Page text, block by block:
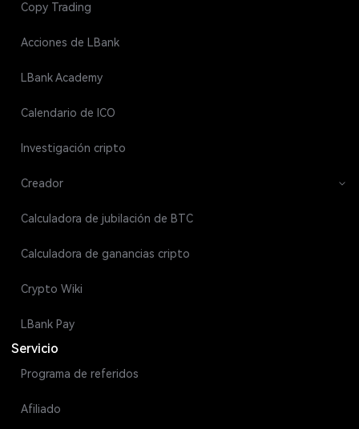
Copy Trading
Acciones de LBank
LBank Academy
Calendario de ICO
Investigación cripto
Creador
Calculadora de jubilación de BTC
Calculadora de ganancias cripto
Crypto Wiki
LBank Pay
Servicio
Programa de referidos
Afiliado